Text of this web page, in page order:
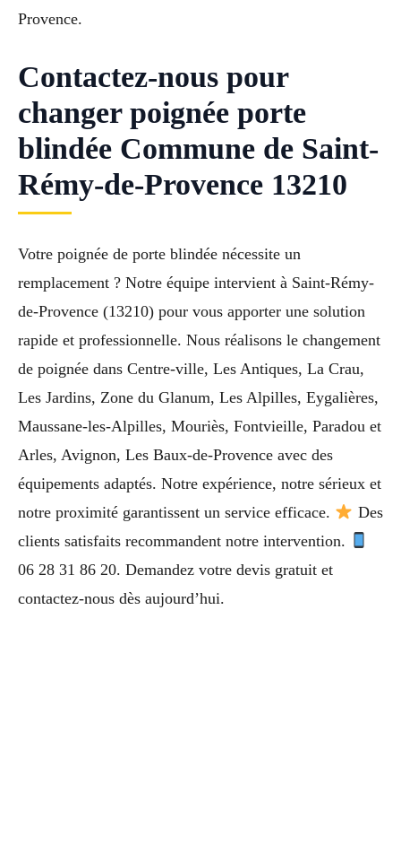
Provence.
Contactez-nous pour
changer poignée porte
blindée Commune de Saint-
Rémy-de-Provence 13210
Votre poignée de porte blindée nécessite un
remplacement ? Notre équipe intervient à Saint-Rémy-
de-Provence (13210) pour vous apporter une solution
rapide et professionnelle. Nous réalisons le changement
de poignée dans Centre-ville, Les Antiques, La Crau,
Les Jardins, Zone du Glanum, Les Alpilles, Eygalières,
Maussane-les-Alpilles, Mouriès, Fontvieille, Paradou et
Arles, Avignon, Les Baux-de-Provence avec des
équipements adaptés. Notre expérience, notre sérieux et
notre proximité garantissent un service efficace.
Des
clients satisfaits recommandent notre intervention.
06 28 31 86 20. Demandez votre devis gratuit et
contactez-nous dès aujourd’hui.